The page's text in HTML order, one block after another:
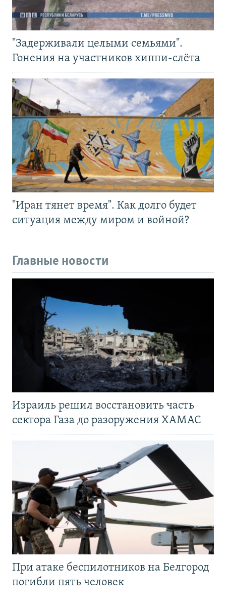
"Задерживали целыми семьями".
Гонения на участников хиппи-слёта
"Иран тянет время". Как долго будет
ситуация между миром и войной?
Главные новости
Израиль решил восстановить часть
сектора Газа до разоружения ХАМАС
При атаке беспилотников на Белгород
погибли пять человек